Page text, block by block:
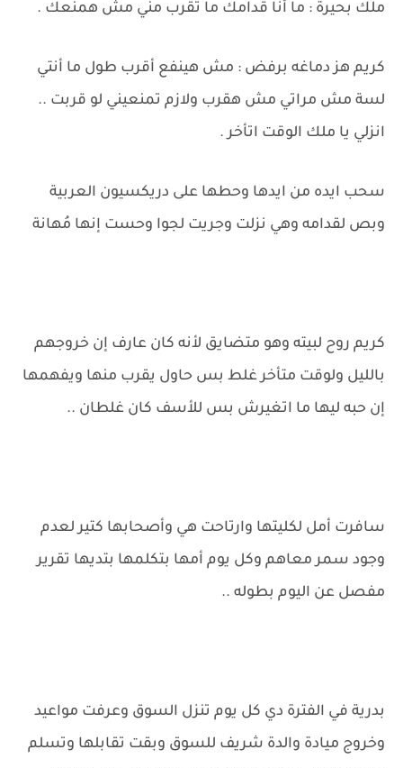
ملك بحيرة : ما أنا قدامك ما تقرب مني مش همنعك .
كريم هز دماغه برفض : مش هينفع أقرب طول ما أنتي
لسة مش مراتي مش هقرب ولازم تمنعيني لو قربت ..
انزلي يا ملك الوقت اتأخر .
سحب ايده من ايدها وحطها على دريكسيون العربية
وبص لقدامه وهي نزلت وجريت لجوا وحست إنها مُهانة
كريم روح لبيته وهو متضايق لأنه كان عارف إن خروجهم
بالليل ولوقت متأخر غلط بس حاول يقرب منها ويفهمها
إن حبه ليها ما اتغيرش بس للأسف كان غلطان ..
سافرت أمل لكليتها وارتاحت هي وأصحابها كتير لعدم
وجود سمر معاهم وكل يوم أمها بتكلمها بتديها تقرير
مفصل عن اليوم بطوله ..
بدرية في الفترة دي كل يوم تنزل السوق وعرفت مواعيد
وخروج ميادة والدة شريف للسوق وبقت تقابلها وتسلم